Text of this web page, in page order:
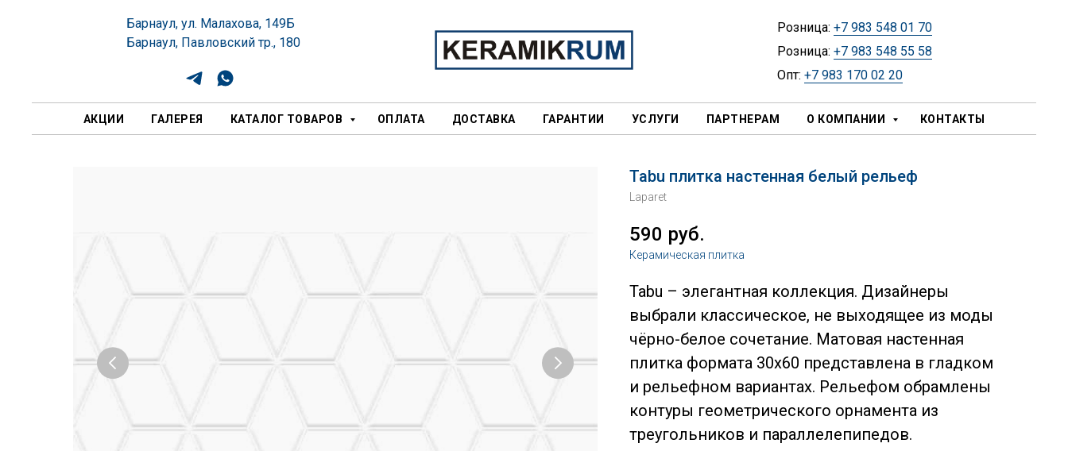
Барнаул, ул. Малахова, 149Б
Барнаул, Павловский тр., 180
Розница: +7 983 548 01 70
Розница: +7 983 548 55 58
Опт: +7 983 170 02 20
АКЦИИ ГАЛЕРЕЯ КАТАЛОГ ТОВАРОВ ОПЛАТА ДОСТАВКА ГАРАНТИИ УСЛУГИ ПАРТНЕРАМ О КОМПАНИИ КОНТАКТЫ
Tabu плитка настенная белый рельеф
Laparet
590 руб.
Керамическая плитка
Tabu – элегантная коллекция. Дизайнеры
выбрали классическое, не выходящее из моды
чёрно-белое сочетание. Матовая настенная
плитка формата 30х60 представлена в гладком
и рельефном вариантах. Рельефом обрамлены
контуры геометрического орнамента из
треугольников и параллелепипедов.